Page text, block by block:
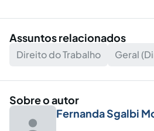
Assuntos relacionados
Direito do Trabalho Geral
Sobre o autor
Fernanda Sgalbi